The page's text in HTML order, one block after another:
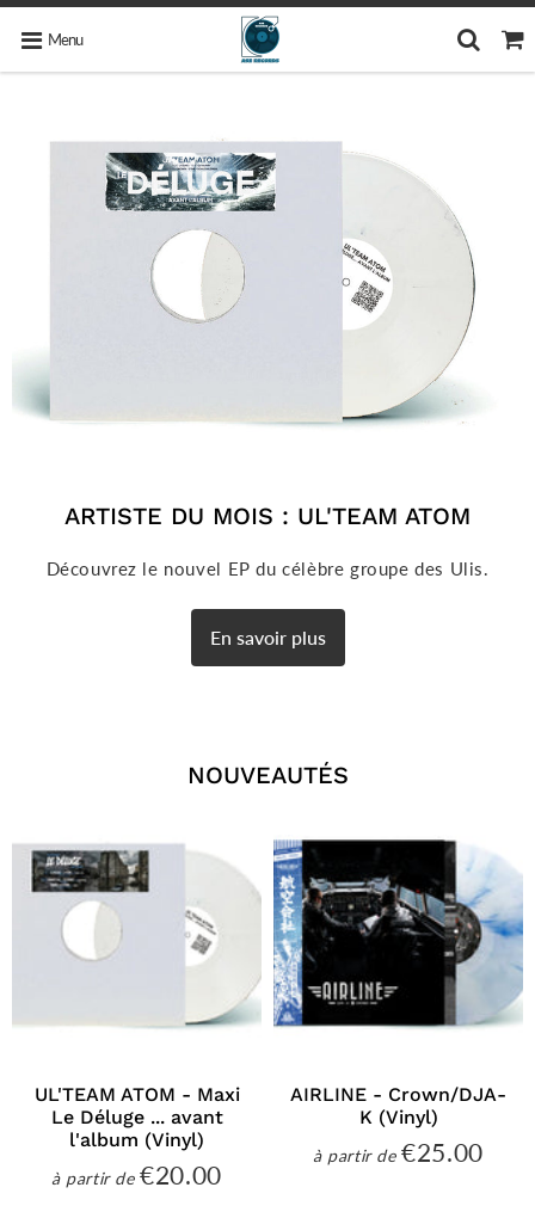
Menu
ARTISTE DU MOIS : UL'TEAM ATOM
Découvrez le nouvel EP du célèbre groupe des Ulis.
En savoir plus
NOUVEAUTÉS
UL'TEAM ATOM - Maxi
Le Déluge ... avant
l'album (Vinyl)
à partir dePrix
€20.00
AIRLINE - Crown/DJA-
K (Vinyl)
à partir dePrix
€25.00